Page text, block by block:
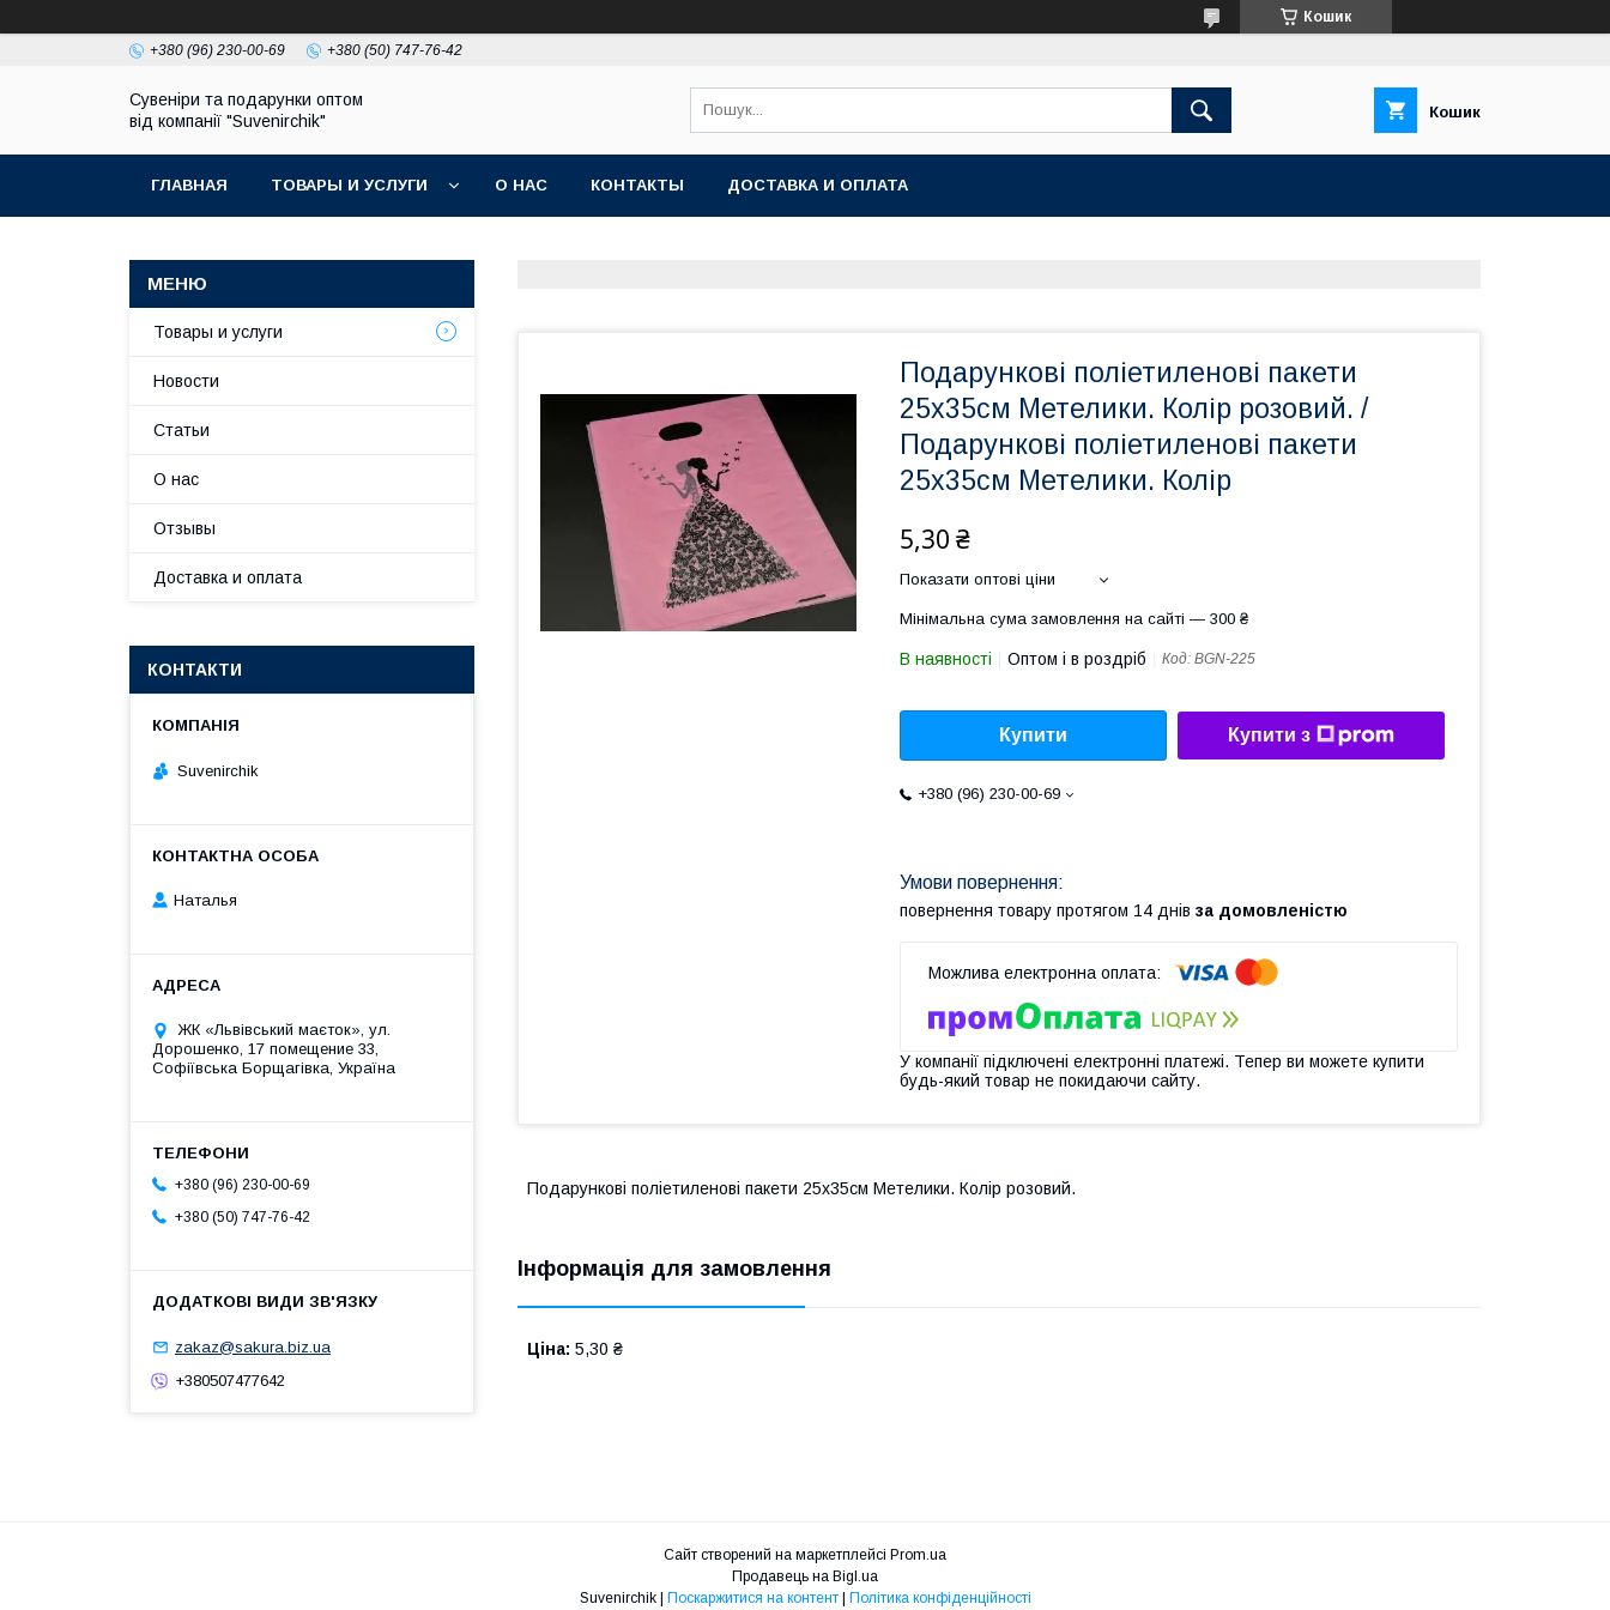
Кошик
+380 (96) 230-00-69 +380 (50) 747-76-42
Сувеніри та подарунки оптом
від компанії "Suvenirchik"
Кошик
ГЛАВНАЯ ТОВАРЫ И УСЛУГИ О НАС КОНТАКТЫ ДОСТАВКА И ОПЛАТА
Подарункові поліетиленові пакети
25х35см Метелики. Колір розовий. /
Подарункові поліетиленові пакети
25х35см Метелики. Колір
5,30 ₴
Показати оптові ціни
Мінімальна сума замовлення на сайті — 300 ₴
В наявності Оптом і в роздріб Код: BGN-225
Купити Купити з
+380 (96) 230-00-69
повернення товару протягом 14 днів за домовленістю
У компанії підключені електронні платежі. Тепер ви можете купити
будь-який товар не покидаючи сайту.
Подарункові поліетиленові пакети 25х35см Метелики. Колір розовий.
Інформація для замовлення
Ціна: 5,30 ₴
Товары и услуги
Новости
Статьи
О нас
Отзывы
Доставка и оплата
КОНТАКТИ
Suvenirсhik
Наталья
ЖК «Львівський маєток», ул.
Дорошенко, 17 помещение 33,
Софіївська Борщагівка, Україна
+380 (96) 230-00-69
+380 (50) 747-76-42
zakaz@sakura.biz.ua
+380507477642
Сайт створений на маркетплейсі Prom.ua
Продавець на Bigl.ua
Поскаржитися на контент Політика конфіденційності